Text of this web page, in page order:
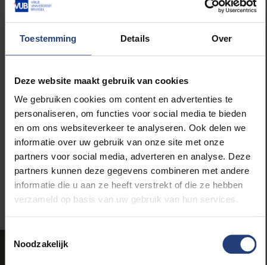
Toestemming Details Over
Deze website maakt gebruik van cookies
We gebruiken cookies om content en advertenties te
personaliseren, om functies voor social media te bieden
en om ons websiteverkeer te analyseren. Ook delen we
informatie over uw gebruik van onze site met onze
partners voor social media, adverteren en analyse. Deze
partners kunnen deze gegevens combineren met andere
informatie die u aan ze heeft verstrekt of die ze hebben
verzameld op basis van uw gebruik van hun services.
Toestemmingsselectie
Noodzakelijk
Filip Legein: “Daarin zijn we uniek. In Europa zijn er
maar enkele andere plekken met infrastructuur om
op punt te zetten.”
Wim De Malsche: “Glas is hét materiaal van de
chemische en de biochemische wereld, omdat het
meestal inert en stabiel is. Voor de medische
diagnostiek is het ook handig dat je erdoorheen kunt
kijken, met het blote oog of met optische
apparatuur.”